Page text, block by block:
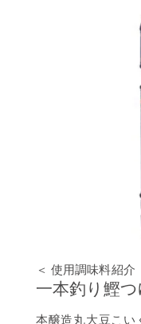
＜ 使用調味料紹介
一本釣り鰹つ
本醸造丸大豆こい